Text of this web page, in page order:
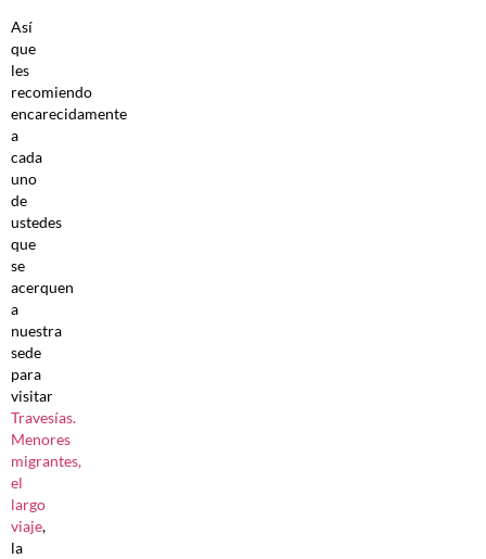
Así
que
les
recomiendo
encarecidamente
a
cada
uno
de
ustedes
que
se
acerquen
a
nuestra
sede
para
visitar
Travesías.
Menores
migrantes,
el
largo
viaje,
la